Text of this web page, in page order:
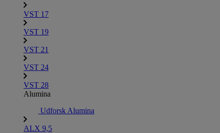
VST 17
VST 19
VST 21
VST 24
VST 28
Alumina
Udforsk Alumina
ALX 9,5